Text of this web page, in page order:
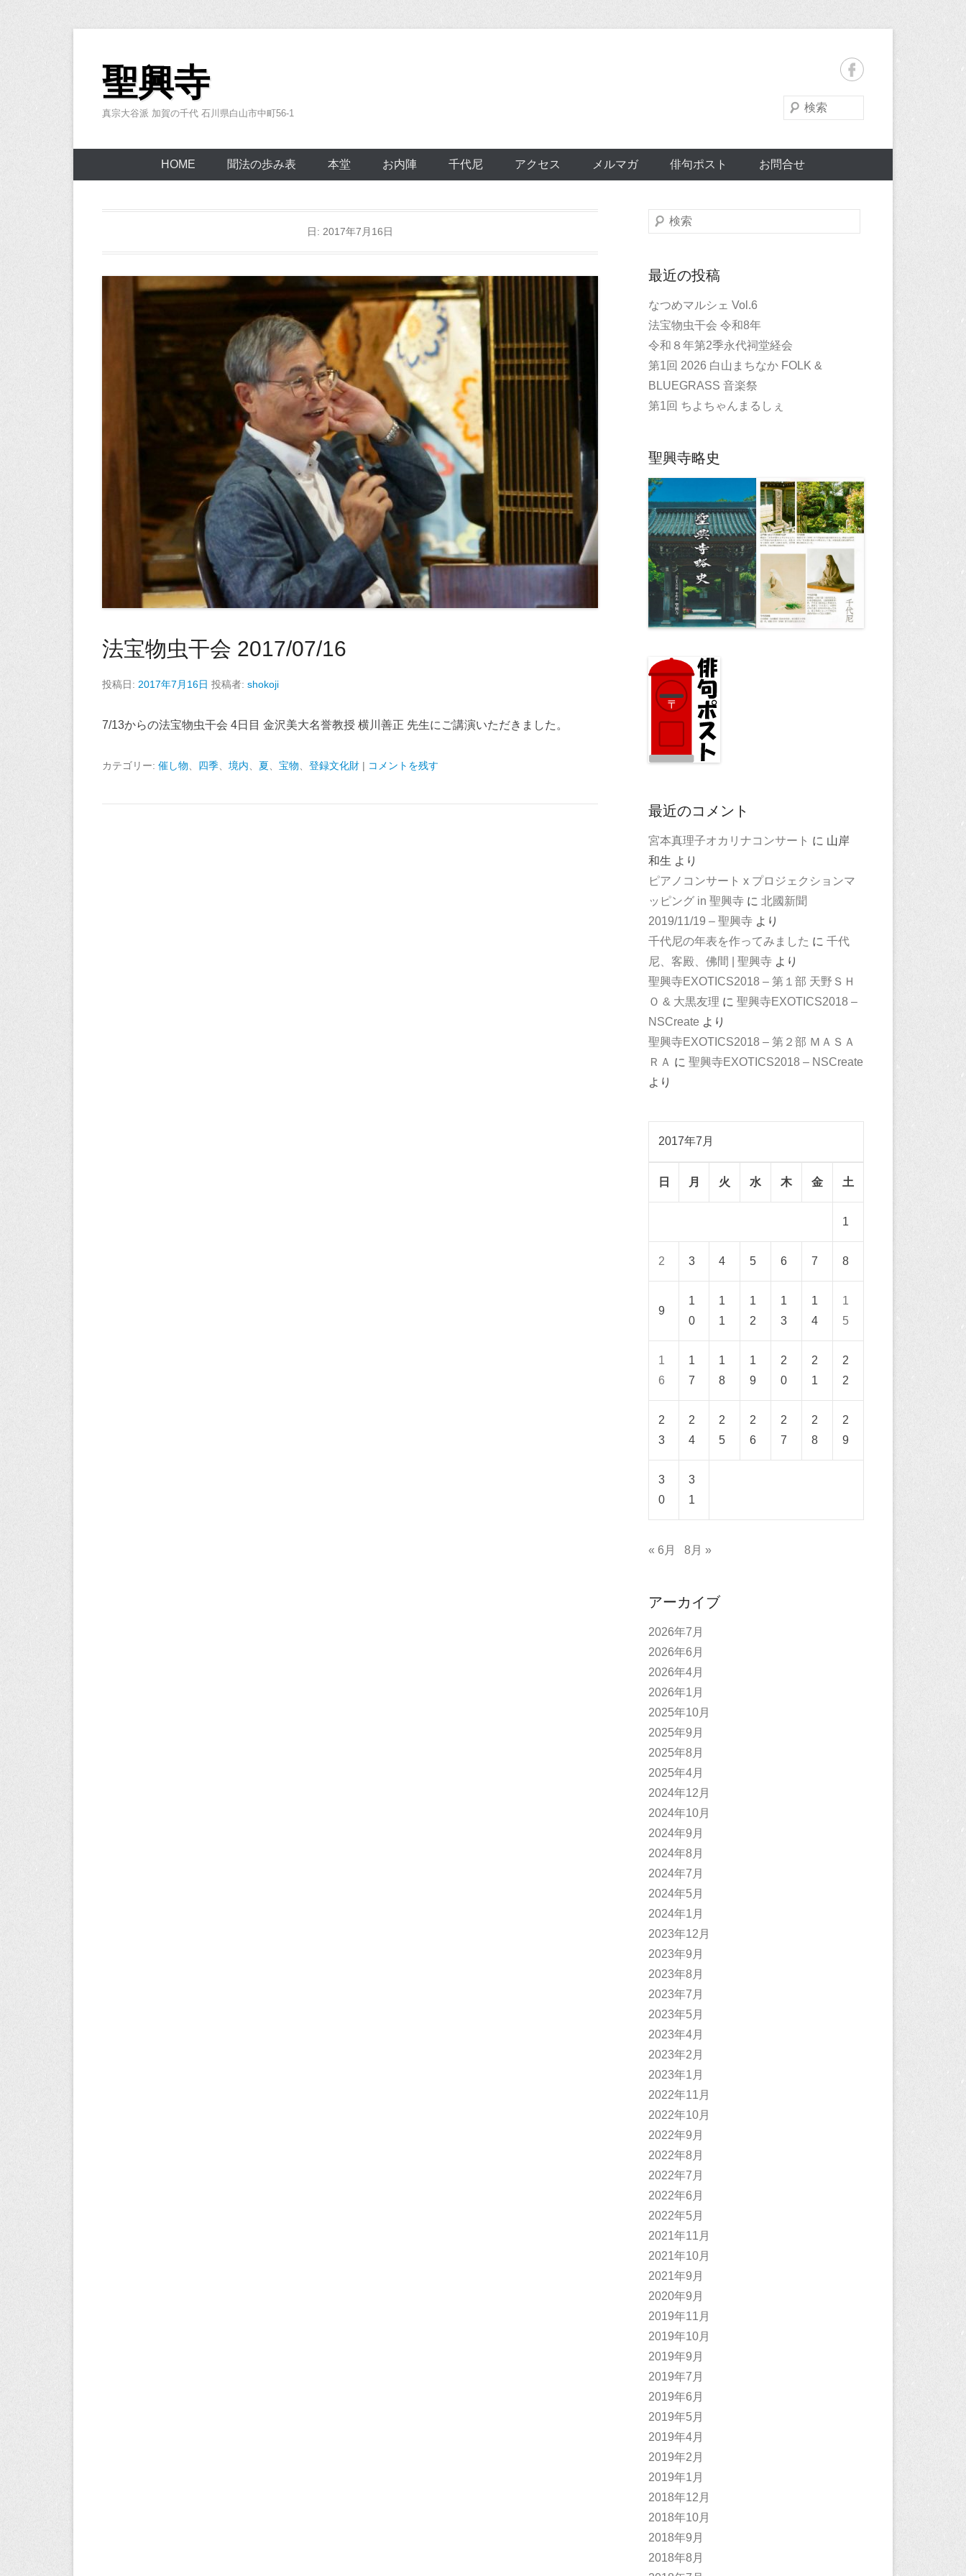
キ
聖興寺
真宗大谷派 加賀の千代 石川県白山市中町56-1
検
索
HOME 聞法の歩み表 本堂 お内陣 千代尼 アクセス メルマガ 俳句ポスト お問合せ
日: 2017年7月16日
法宝物虫干会 2017/07/16
投稿日: 2017年7月16日 投稿者: shokoji
7/13からの法宝物虫干会 4日目 金沢美大名誉教授 横川善正 先生にご講演いただきました。
カテゴリー: 催し物 四季 境内 夏 宝物 登録文化財 | コメントを残す
検
最近の投稿
なつめマルシェ Vol.6
法宝物虫干会 令和8年
令和８年第2季永代祠堂経会
第1回 2026 白山まちなか FOLK &
BLUEGRASS 音楽祭
第1回 ちよちゃんまるしぇ
聖興寺略史
最近のコメント
宮本真理子オカリナコンサート に 山岸
和生 より
ピアノコンサート x プロジェクションマ
ッピング in 聖興寺 に 北國新聞
2019/11/19 – 聖興寺 より
千代尼の年表を作ってみました に 千代
尼、客殿、佛間 | 聖興寺 より
聖興寺EXOTICS2018 – 第１部 天野ＳＨ
Ｏ & 大黒友理 に 聖興寺EXOTICS2018 –
NSCreate より
聖興寺EXOTICS2018 – 第２部 ＭＡＳＡ
ＲＡ に 聖興寺EXOTICS2018 – NSCreate
より
2017年7月
日 月 火 水 木 金 土
1
2 3 4 5 6 7 8
9
1
0
1
1
1
2
1
3
1
4
1
5
1
6
1
7
1
8
1
9
2
0
2
1
2
2
2
3
2
4
2
5
2
6
2
7
2
8
2
9
3
0
3
1
« 6月 8月 »
アーカイブ
2026年7月
2026年6月
2026年4月
2026年1月
2025年10月
2025年9月
2025年8月
2025年4月
2024年12月
2024年10月
2024年9月
2024年8月
2024年7月
2024年5月
2024年1月
2023年12月
2023年9月
2023年8月
2023年7月
2023年5月
2023年4月
2023年2月
2023年1月
2022年11月
2022年10月
2022年9月
2022年8月
2022年7月
2022年6月
2022年5月
2021年11月
2021年10月
2021年9月
2020年9月
2019年11月
2019年10月
2019年9月
2019年7月
2019年6月
2019年5月
2019年4月
2019年2月
2019年1月
2018年12月
2018年10月
2018年9月
2018年8月